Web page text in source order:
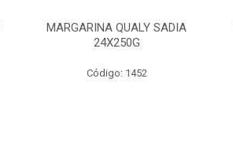
MARGARINA QUALY SADIA
24X250G
Código: 1452